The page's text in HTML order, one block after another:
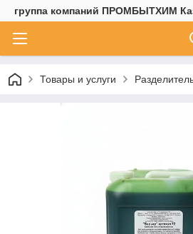
группа компаний ПРОМБЫТХИМ
Товары и услуги